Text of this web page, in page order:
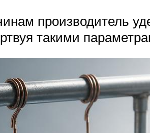
производитель
такими